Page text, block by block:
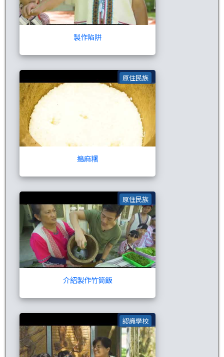
製作陷阱
原住民族 搗麻糬
搗麻糬
原住民族 介紹製作竹筒飯
介紹製作竹筒飯
認識學校 銅蘭國小簡介(太